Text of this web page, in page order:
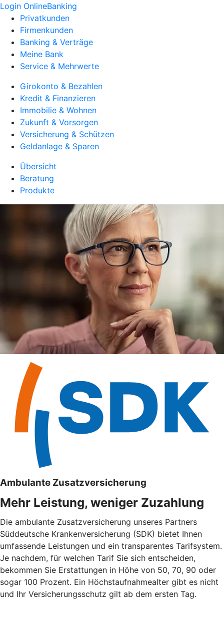
Login OnlineBanking
Privatkunden
Firmenkunden
Banking & Verträge
Meine Bank
Service & Mehrwerte
Girokonto & Bezahlen
Kredit & Finanzieren
Immobilie & Wohnen
Zukunft & Vorsorgen
Versicherung & Schützen
Geldanlage & Sparen
Übersicht
Beratung
Produkte
Ambulante Zusatzversicherung
Mehr Leistung, weniger Zuzahlung
Die ambulante Zusatzversicherung unseres Partners
Süddeutsche Krankenversicherung (SDK) bietet Ihnen
umfassende Leistungen und ein transparentes Tarifsystem.
Je nachdem, für welchen Tarif Sie sich entscheiden,
bekommen Sie Erstattungen in Höhe von 50, 70, 90 oder
sogar 100 Prozent. Ein Höchstaufnahmealter gibt es nicht
und Ihr Versicherungsschutz gilt ab dem ersten Tag.